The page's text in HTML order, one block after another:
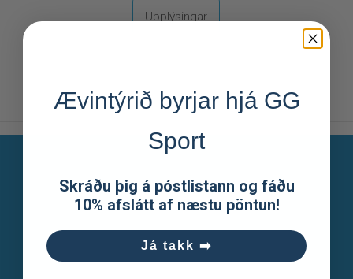
Upplýsingar
GG Sport
Um okkur
Ævintýrið byrjar hjá GG
Sport
Skráðu þig á póstlistann og fáðu
10% afslátt af næstu pöntun!
Já takk ➡️